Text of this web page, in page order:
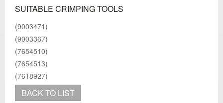
SUITABLE CRIMPING TOOLS
(9003471)
(9003367)
(7654510)
(7654513)
(7618927)
BACK TO LIST